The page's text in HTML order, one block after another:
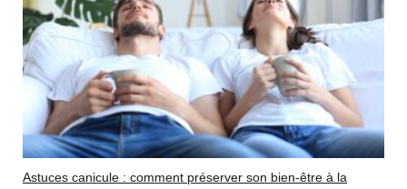
Astuces canicule : comment préserver son bien-être à la